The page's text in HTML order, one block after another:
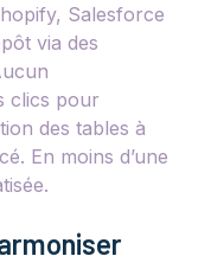
Salesforce
via des
clics pour
des tables à
En moins d’une